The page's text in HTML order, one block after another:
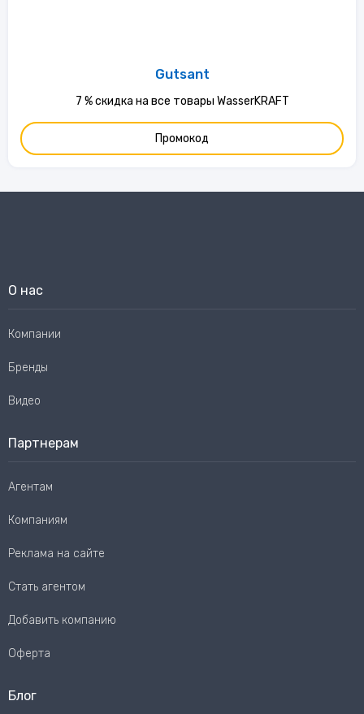
Gutsant
7 % скидка на все товары WasserKRAFT
Промокод
О нас
Компании
Бренды
Видео
Партнерам
Агентам
Компаниям
Реклама на сайте
Стать агентом
Добавить компанию
Оферта
Блог